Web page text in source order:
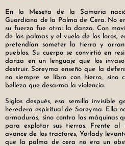
En la Meseta de la Samaria
Guardiana de la Palma de Cera. No
su fuerza fue otra: la danza. Con
de las palmas y el vuelo de los loros,
pretendían someter la tierra y
pueblos. Su cuerpo se convirtió en
danza en un lenguaje que los
destruir. Soreyma enseñó que la
no siempre se libra con hierro, sino
belleza que desarma la violencia.
Siglos después, esa semilla invisible
heredera espiritual de Soreyma. Ella
armaduras, sino contra las máquinas
para explotar sus tierras. Frente al
avance de los tractores, Yorlady
que la palma de cera no era un